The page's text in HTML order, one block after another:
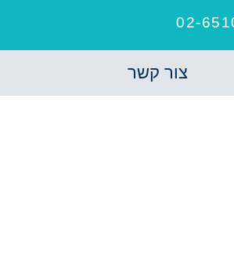
02-
צור קשר